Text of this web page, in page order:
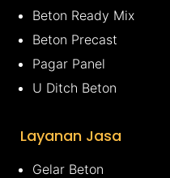
Beton Ready Mix
Beton Precast
Pagar Panel
U Ditch Beton
Layanan Jasa
Gelar Beton